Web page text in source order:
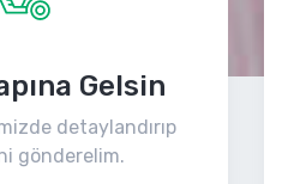
Gelsin
detaylandırıp
gönderelim.